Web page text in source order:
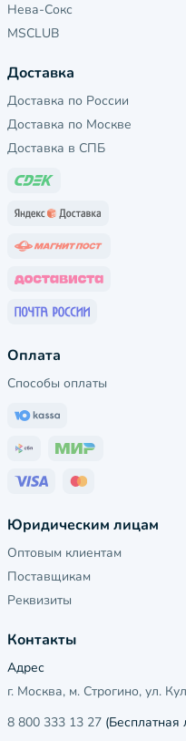
Нева-Сокс
MSCLUB
Доставка
Доставка по России
Доставка по Москве
Доставка в СПБ
Оплата
Способы оплаты
Юридическим лицам
Оптовым клиентам
Поставщикам
Реквизиты
Контакты
Адрес
г. Москва, м. Строгино, ул.
8 800 333 13 27 (Бесплатная